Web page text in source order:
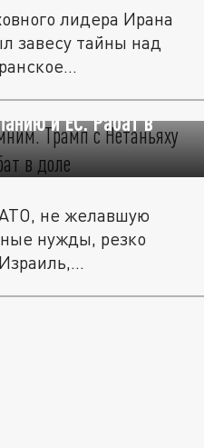
лидера Ирана
завесу тайны над
Трамп с
и ЕС. Рабат в
не желавшую
нужды, резко